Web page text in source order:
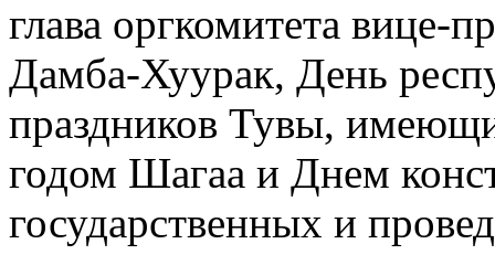
глава оргкомитета вице-
Дамба-Хуурак, День
праздников Тувы,
годом Шагаа и Днем
государственных и